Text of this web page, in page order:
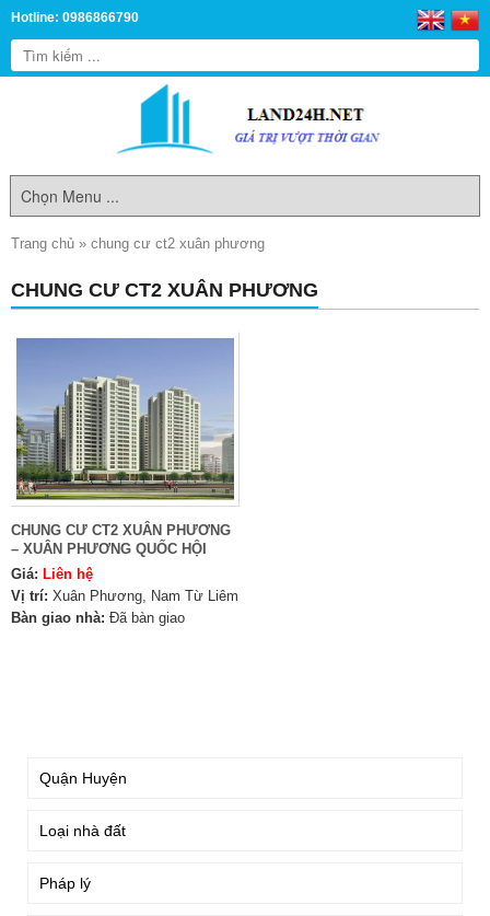
Hotline: 0986866790
Trang chủ » chung cư ct2 xuân phương
CHUNG CƯ CT2 XUÂN PHƯƠNG
CHUNG CƯ CT2 XUÂN PHƯƠNG
– XUÂN PHƯƠNG QUỐC HỘI
Giá: Liên hệ
Vị trí: Xuân Phương, Nam Từ Liêm
Bàn giao nhà: Đã bàn giao